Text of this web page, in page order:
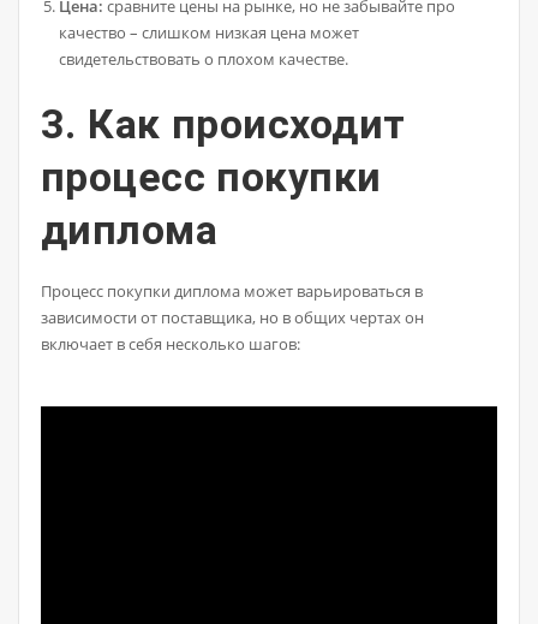
Цена: сравните цены на рынке, но не забывайте про
качество – слишком низкая цена может
свидетельствовать о плохом качестве.
3. Как происходит
процесс покупки
диплома
Процесс покупки диплома может варьироваться в
зависимости от поставщика, но в общих чертах он
включает в себя несколько шагов: